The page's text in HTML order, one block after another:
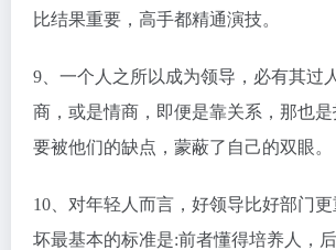
比结果重要，高手都精通演技。
9、一个人之所以成为领导，必有其过
商，或是情商，即便是靠关系，那也
要被他们的缺点，蒙蔽了自己的双眼。
10、对年轻人而言，好领导比好部门
坏最基本的标准是:前者懂得培养人，